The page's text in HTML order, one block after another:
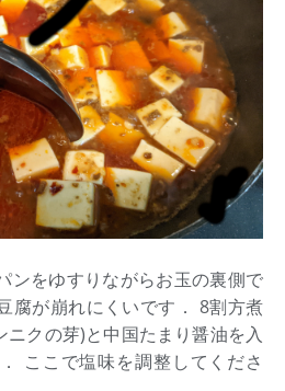
ンをゆすりながらお玉の裏側で
腐が崩れにくいです． 8割方煮
ニクの芽)と中国たまり醤油を入
ここで塩味を調整してくださ